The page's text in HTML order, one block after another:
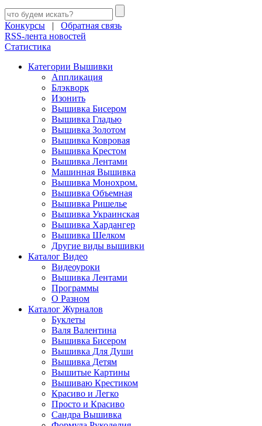
Конкурсы | Обратная связь
RSS-лента новостей
Статистика
Категории Вышивки
Аппликация
Блэкворк
Изонить
Вышивка Бисером
Вышивка Гладью
Вышивка Золотом
Вышивка Ковровая
Вышивка Крестом
Вышивка Лентами
Машинная Вышивка
Вышивка Монохром.
Вышивка Объемная
Вышивка Ришелье
Вышивка Украинская
Вышивка Хардангер
Вышивка Шелком
Другие виды вышивки
Каталог Видео
Видеоуроки
Вышивка Лентами
Программы
О Разном
Каталог Журналов
Буклеты
Валя Валентина
Вышивка Бисером
Вышивка Для Души
Вышивка Детям
Вышитые Картины
Вышиваю Крестиком
Красиво и Легко
Просто и Красиво
Сандра Вышивка